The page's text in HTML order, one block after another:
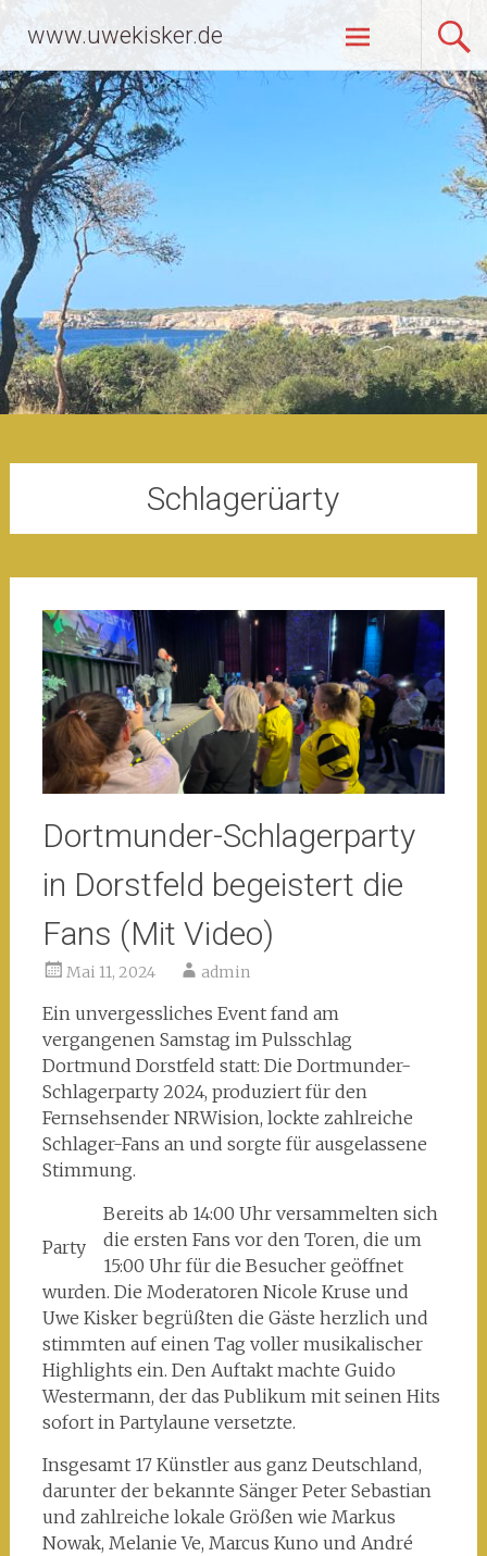
Inhalt
springen
www.uwekisker.de
Schlagerüarty
Dortmunder-Schlagerparty
in Dorstfeld begeistert die
Fans (Mit Video)
Mai 11, 2024 admin
Ein unvergessliches Event fand am
vergangenen Samstag im Pulsschlag
Dortmund Dorstfeld statt: Die Dortmunder-
Schlagerparty 2024, produziert für den
Fernsehsender NRWision, lockte zahlreiche
Schlager-Fans an und sorgte für ausgelassene
Stimmung.
Party
Bereits ab 14:00 Uhr versammelten sich
die ersten Fans vor den Toren, die um
15:00 Uhr für die Besucher geöffnet
wurden. Die Moderatoren Nicole Kruse und
Uwe Kisker begrüßten die Gäste herzlich und
stimmten auf einen Tag voller musikalischer
Highlights ein. Den Auftakt machte Guido
Westermann, der das Publikum mit seinen Hits
sofort in Partylaune versetzte.
Insgesamt 17 Künstler aus ganz Deutschland,
darunter der bekannte Sänger Peter Sebastian
und zahlreiche lokale Größen wie Markus
Nowak, Melanie Ve, Marcus Kuno und André